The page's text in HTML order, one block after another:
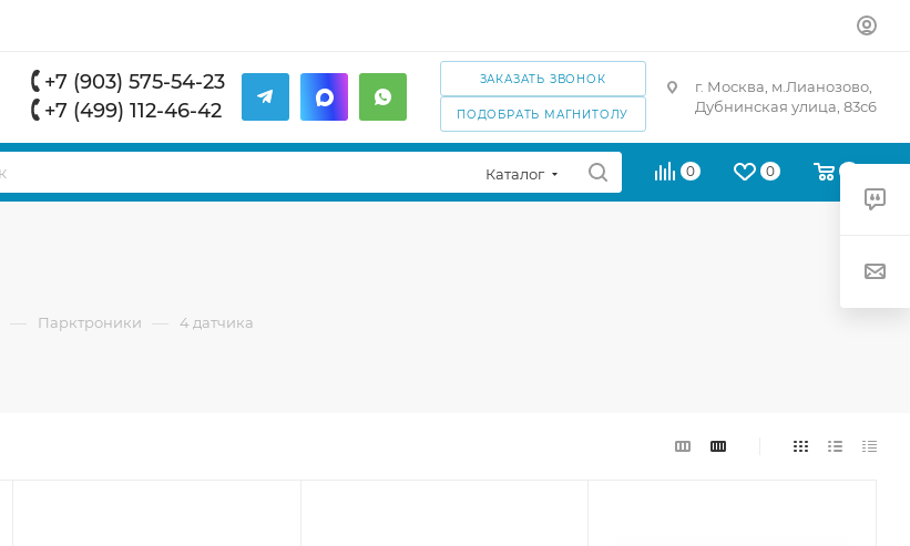
+7 (903) 575-54-23
+7 (499) 112-46-42
ЗАКАЗАТЬ ЗВОНОК
ПОДОБРАТЬ МАГНИТОЛУ
г. Москва, м.Лианозово,
Дубнинская улица, 83с6
Каталог 0 0
— Парктроники — 4 датчика